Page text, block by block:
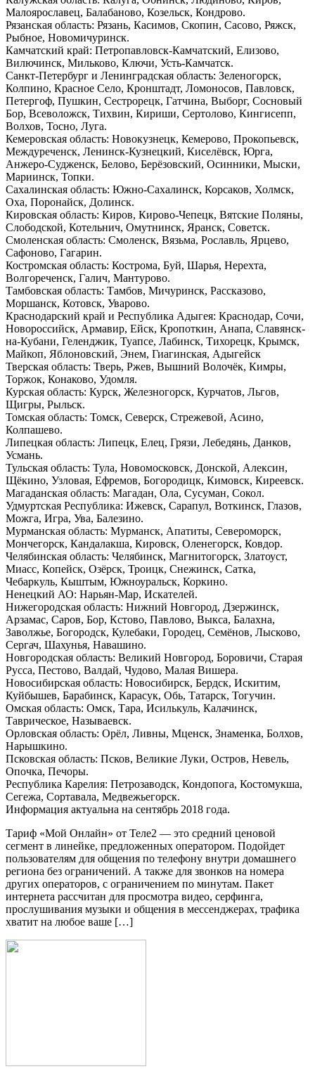
Малоярославец, Балабаново, Козельск, Кондрово.
Рязанская область: Рязань, Касимов, Скопин, Сасово, Ряжск,
Рыбное, Новомичуринск.
Камчатский край: Петропавловск-Камчатский, Елизово,
Вилючинск, Мильково, Ключи, Усть-Камчатск.
Санкт-Петербург и Ленинградская область: Зеленогорск,
Колпино, Красное Село, Кронштадт, Ломоносов, Павловск,
Петергоф, Пушкин, Сестрорецк, Гатчина, Выборг, Сосновый
Бор, Всеволожск, Тихвин, Кириши, Сертолово, Кингисепп,
Волхов, Тосно, Луга.
Кемеровская область: Новокузнецк, Кемерово, Прокопьевск,
Междуреченск, Ленинск-Кузнецкий, Киселёвск, Юрга,
Анжеро-Судженск, Белово, Берёзовский, Осинники, Мыски,
Мариинск, Топки.
Сахалинская область: Южно-Сахалинск, Корсаков, Холмск,
Оха, Поронайск, Долинск.
Кировская область: Киров, Кирово-Чепецк, Вятские Поляны,
Слободской, Котельнич, Омутнинск, Яранск, Советск.
Смоленская область: Смоленск, Вязьма, Рославль, Ярцево,
Сафоново, Гагарин.
Костромская область: Кострома, Буй, Шарья, Нерехта,
Волгореченск, Галич, Мантурово.
Тамбовская область: Тамбов, Мичуринск, Рассказово,
Моршанск, Котовск, Уварово.
Краснодарский край и Республика Адыгея: Краснодар, Сочи,
Новороссийск, Армавир, Ейск, Кропоткин, Анапа, Славянск-
на-Кубани, Геленджик, Туапсе, Лабинск, Тихорецк, Крымск,
Майкоп, Яблоновский, Энем, Гиагинская, Адыгейск
Тверская область: Тверь, Ржев, Вышний Волочёк, Кимры,
Торжок, Конаково, Удомля.
Курская область: Курск, Железногорск, Курчатов, Льгов,
Щигры, Рыльск.
Томская область: Томск, Северск, Стрежевой, Асино,
Колпашево.
Липецкая область: Липецк, Елец, Грязи, Лебедянь, Данков,
Усмань.
Тульская область: Тула, Новомосковск, Донской, Алексин,
Щёкино, Узловая, Ефремов, Богородицк, Кимовск, Киреевск.
Магаданская область: Магадан, Ола, Сусуман, Сокол.
Удмуртская Республика: Ижевск, Сарапул, Воткинск, Глазов,
Можга, Игра, Ува, Балезино.
Мурманская область: Мурманск, Апатиты, Североморск,
Мончегорск, Кандалакша, Кировск, Оленегорск, Ковдор.
Челябинская область: Челябинск, Магнитогорск, Златоуст,
Миасс, Копейск, Озёрск, Троицк, Снежинск, Сатка,
Чебаркуль, Кыштым, Южноуральск, Коркино.
Ненецкий АО: Нарьян-Мар, Искателей.
Нижегородская область: Нижний Новгород, Дзержинск,
Арзамас, Саров, Бор, Кстово, Павлово, Выкса, Балахна,
Заволжье, Богородск, Кулебаки, Городец, Семёнов, Лысково,
Сергач, Шахунья, Навашино.
Новгородская область: Великий Новгород, Боровичи, Старая
Русса, Пестово, Валдай, Чудово, Малая Вишера.
Новосибирская область: Новосибирск, Бердск, Искитим,
Куйбышев, Барабинск, Карасук, Обь, Татарск, Тогучин.
Омская область: Омск, Тара, Исилькуль, Калачинск,
Таврическое, Называевск.
Орловская область: Орёл, Ливны, Мценск, Знаменка, Болхов,
Нарышкино.
Псковская область: Псков, Великие Луки, Остров, Невель,
Опочка, Печоры.
Республика Карелия: Петрозаводск, Кондопога, Костомукша,
Сегежа, Сортавала, Медвежьегорск.
Информация актуальна на сентябрь 2018 года.
Тариф «Мой Онлайн» от Теле2 — это средний ценовой
сегмент в линейке, предложенных оператором. Подойдет
пользователям для общения по телефону внутри домашнего
региона без ограничений. А также для звонков на номера
других операторов, с ограничением по минутам. Пакет
интернета рассчитан для просмотра видео, серфинга,
прослушивания музыки и общения в мессенджерах, трафика
хватит на любое ваше […]